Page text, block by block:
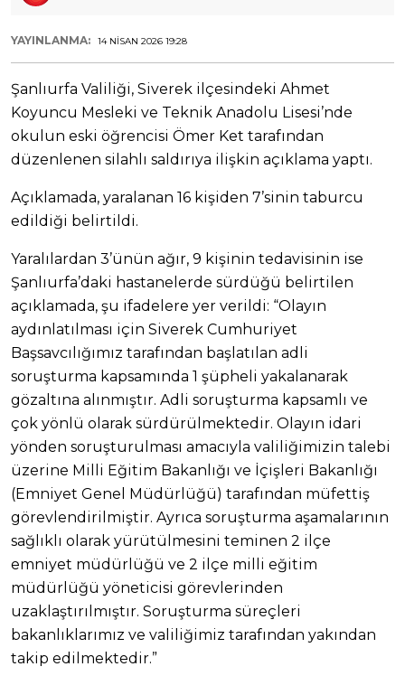
YAYINLANMA: 14 NISAN 2026 19:28
Şanlıurfa Valiliği, Siverek ilçesindeki Ahmet
Koyuncu Mesleki ve Teknik Anadolu Lisesi’nde
okulun eski öğrencisi Ömer Ket tarafından
düzenlenen silahlı saldırıya ilişkin açıklama yaptı.
Açıklamada, yaralanan 16 kişiden 7’sinin taburcu
edildiği belirtildi.
Yaralılardan 3’ünün ağır, 9 kişinin tedavisinin ise
Şanlıurfa’daki hastanelerde sürdüğü belirtilen
açıklamada, şu ifadelere yer verildi: “Olayın
aydınlatılması için Siverek Cumhuriyet
Başsavcılığımız tarafından başlatılan adli
soruşturma kapsamında 1 şüpheli yakalanarak
gözaltına alınmıştır. Adli soruşturma kapsamlı ve
çok yönlü olarak sürdürülmektedir. Olayın idari
yönden soruşturulması amacıyla valiliğimizin talebi
üzerine Milli Eğitim Bakanlığı ve İçişleri Bakanlığı
(Emniyet Genel Müdürlüğü) tarafından müfettiş
görevlendirilmiştir. Ayrıca soruşturma aşamalarının
sağlıklı olarak yürütülmesini teminen 2 ilçe
emniyet müdürlüğü ve 2 ilçe milli eğitim
müdürlüğü yöneticisi görevlerinden
uzaklaştırılmıştır. Soruşturma süreçleri
bakanlıklarımız ve valiliğimiz tarafından yakından
takip edilmektedir.”